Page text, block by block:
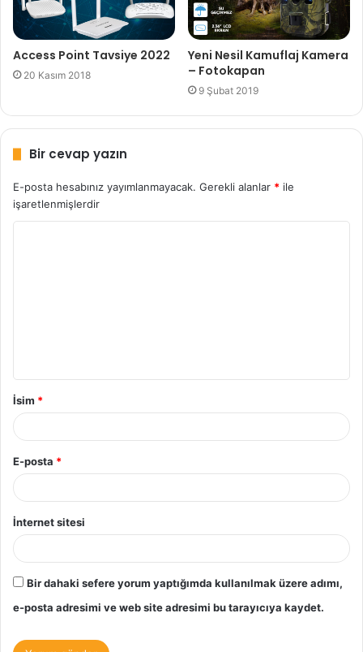
Access Point Tavsiye 2022
20 Kasım 2018
Yeni Nesil Kamuflaj Kamera
– Fotokapan
9 Şubat 2019
Bir cevap yazın
E-posta hesabınız yayımlanmayacak. Gerekli alanlar * ile
işaretlenmişlerdir
İsim *
E-posta *
İnternet sitesi
Bir dahaki sefere yorum yaptığımda kullanılmak üzere adımı,
e-posta adresimi ve web site adresimi bu tarayıcıya kaydet.